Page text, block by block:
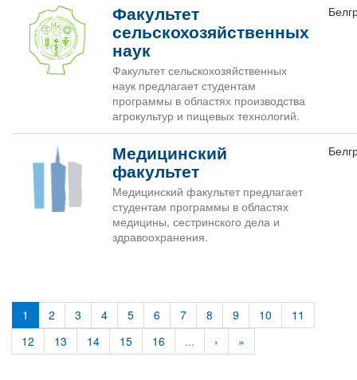
Факультет
сельскохозяйственных
наук
Факультет сельскохозяйственных
наук предлагает студентам
программы в областях производства
агрокультур и пищевых технологий.
Медицинский
факультет
Медицинский факультет предлагает
студентам программы в областях
медицины, сестринского дела и
здравоохранения.
1 2 3 4 5 6 7 8 9 10
11
12
13 14 15 16 ... › »